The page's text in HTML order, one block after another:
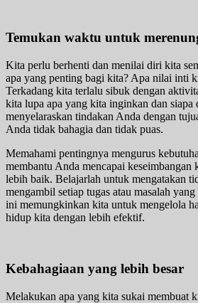
Temukan waktu untuk
Kita perlu berhenti dan menilai diri kita
apa yang penting bagi kita? Apa nilai inti
Terkadang kita terlalu sibuk dengan
kita lupa apa yang kita inginkan dan
menyelaraskan tindakan Anda dengan
Anda tidak bahagia dan tidak puas.
Memahami pentingnya mengurus
membantu Anda mencapai keseimbangan
lebih baik. Belajarlah untuk mengatakan
mengambil setiap tugas atau masalah
ini memungkinkan kita untuk mengelola
hidup kita dengan lebih efektif.
Kebahagiaan yang lebih besar
Melakukan apa yang kita sukai membuat